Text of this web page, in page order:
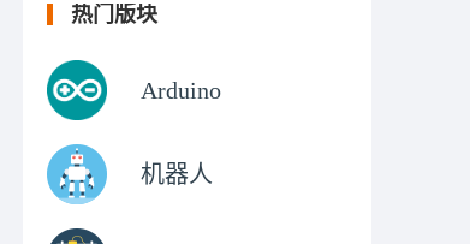
热门版块
Arduino
机器人